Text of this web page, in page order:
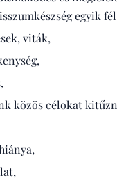
egyik
viták,
közös célokat